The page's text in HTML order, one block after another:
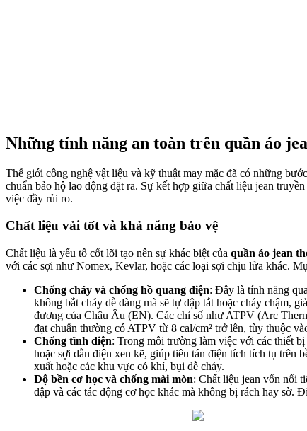
Những tính năng an toàn trên quần áo
Thế giới công nghệ vật liệu và kỹ thuật may mặc đã có những
chuẩn bảo hộ lao động đặt ra. Sự kết hợp giữa chất liệu jean
việc đầy rủi ro.
Chất liệu vải tốt và khả năng bảo vệ
Chất liệu là yếu tố cốt lõi tạo nên sự khác biệt của quần áo jean
với các sợi như Nomex, Kevlar, hoặc các loại sợi chịu lửa khác.
Chống cháy và chống hồ quang điện: Đây là tính năng
không bắt cháy dễ dàng mà sẽ tự dập tắt hoặc cháy chậm,
đương của Châu Âu (EN). Các chỉ số như ATPV (Arc
đạt chuẩn thường có ATPV từ 8 cal/cm² trở lên, tùy thuộc
Chống tĩnh điện: Trong môi trường làm việc với các thiết
hoặc sợi dẫn điện xen kẽ, giúp tiêu tán điện tích tích tụ trên
xuất hoặc các khu vực có khí, bụi dễ cháy.
Độ bền cơ học và chống mài mòn: Chất liệu jean vốn nổi
đập và các tác động cơ học khác mà không bị rách hay sờ.